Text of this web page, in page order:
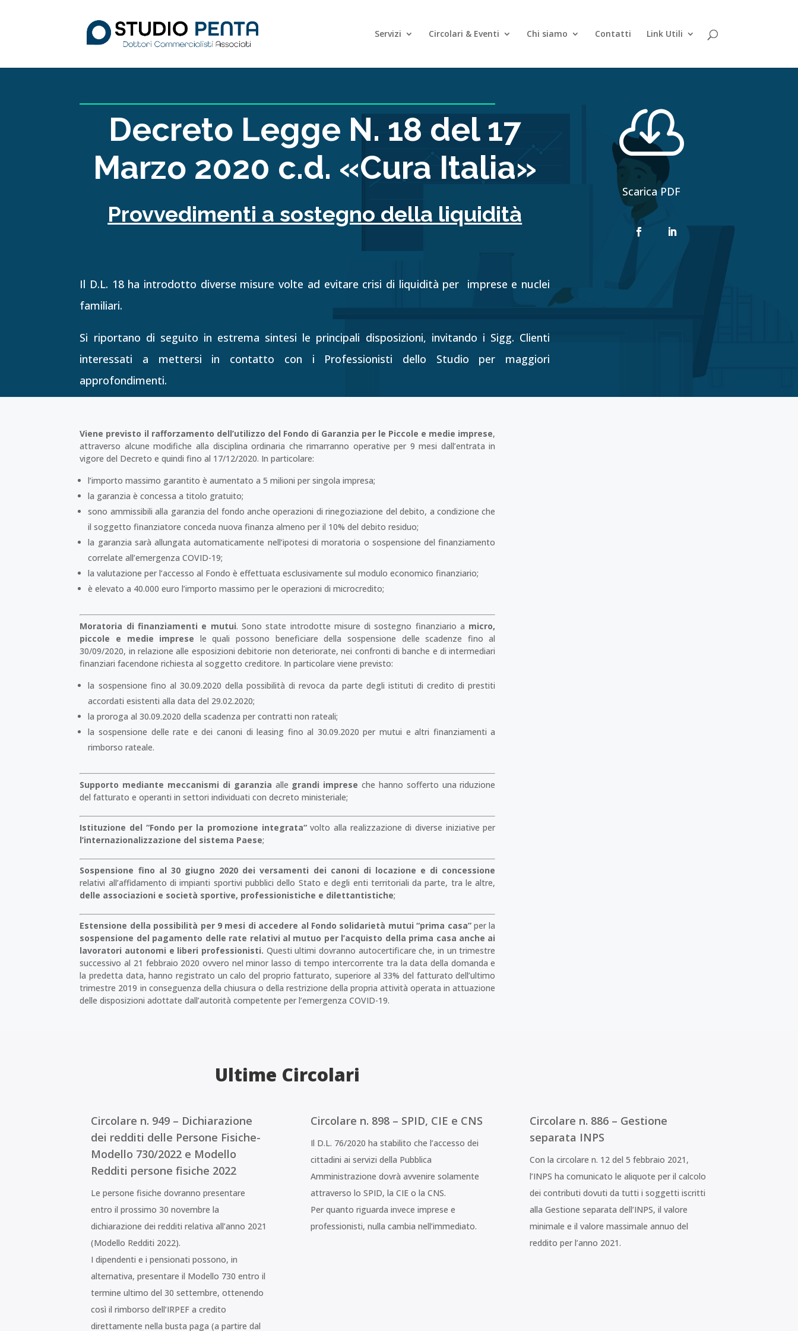
Servizi Circolari & Eventi Chi siamo Contatti Link Utili
Decreto Legge N. 18 del 17
Marzo 2020 c.d. «Cura Italia»
Provvedimenti a sostegno della liquidità
Il D.L. 18 ha introdotto diverse misure volte ad evitare crisi di liquidità per imprese e nuclei
familiari.
Si riportano di seguito in estrema sintesi le principali disposizioni, invitando i Sigg. Clienti
interessati a mettersi in contatto con i Professionisti dello Studio per maggiori
approfondimenti.

Scarica PDF
Viene previsto il rafforzamento dell’utilizzo del Fondo di Garanzia per le Piccole e medie imprese,
attraverso alcune modifiche alla disciplina ordinaria che rimarranno operative per 9 mesi dall’entrata in
vigore del Decreto e quindi fino al 17/12/2020. In particolare:
l’importo massimo garantito è aumentato a 5 milioni per singola impresa;
la garanzia è concessa a titolo gratuito;
sono ammissibili alla garanzia del fondo anche operazioni di rinegoziazione del debito, a condizione che
il soggetto finanziatore conceda nuova finanza almeno per il 10% del debito residuo;
la garanzia sarà allungata automaticamente nell’ipotesi di moratoria o sospensione del finanziamento
correlate all’emergenza COVID-19;
la valutazione per l’accesso al Fondo è effettuata esclusivamente sul modulo economico finanziario;
è elevato a 40.000 euro l’importo massimo per le operazioni di microcredito;
Moratoria di finanziamenti e mutui. Sono state introdotte misure di sostegno finanziario a micro,
piccole e medie imprese le quali possono beneficiare della sospensione delle scadenze fino al
30/09/2020, in relazione alle esposizioni debitorie non deteriorate, nei confronti di banche e di intermediari
finanziari facendone richiesta al soggetto creditore. In particolare viene previsto:
la sospensione fino al 30.09.2020 della possibilità di revoca da parte degli istituti di credito di prestiti
accordati esistenti alla data del 29.02.2020;
la proroga al 30.09.2020 della scadenza per contratti non rateali;
la sospensione delle rate e dei canoni di leasing fino al 30.09.2020 per mutui e altri finanziamenti a
rimborso rateale.
Supporto mediante meccanismi di garanzia alle grandi imprese che hanno sofferto una riduzione
del fatturato e operanti in settori individuati con decreto ministeriale;
Istituzione del “Fondo per la promozione integrata“volto alla realizzazione di diverse iniziative per
l’internazionalizzazione del sistema Paese;
Sospensione fino al 30 giugno 2020 dei versamenti dei canoni di locazione e di concessione
relativi all’affidamento di impianti sportivi pubblici dello Stato e degli enti territoriali da parte, tra le altre,
delle associazioni e società sportive, professionistiche e dilettantistiche;
Estensione della possibilità per 9 mesi di accedere al Fondo solidarietà mutui “prima casa”per la
sospensione del pagamento delle rate relativi al mutuo per l’acquisto della prima casa anche ai
lavoratori autonomi e liberi professionisti. Questi ultimi dovranno autocertificare che, in un trimestre
successivo al 21 febbraio 2020 ovvero nel minor lasso di tempo intercorrente tra la data della domanda e
la predetta data, hanno registrato un calo del proprio fatturato, superiore al 33% del fatturato dell’ultimo
trimestre 2019 in conseguenza della chiusura o della restrizione della propria attività operata in attuazione
delle disposizioni adottate dall’autorità competente per l’emergenza COVID-19.
Ultime Circolari
Circolare n. 949 – Dichiarazione
dei redditi delle Persone Fisiche-
Modello 730/2022 e Modello
Redditi persone fisiche 2022
Le persone fisiche dovranno presentare
entro il prossimo 30 novembre la
dichiarazione dei redditi relativa all’anno 2021
(Modello Redditi 2022).
I dipendenti e i pensionati possono, in
alternativa, presentare il Modello 730 entro il
termine ultimo del 30 settembre, ottenendo
così il rimborso dell’IRPEF a credito
direttamente nella busta paga (a partire dal
Circolare n. 898 – SPID, CIE e CNS
Il D.L. 76/2020 ha stabilito che l’accesso dei
cittadini ai servizi della Pubblica
Amministrazione dovrà avvenire solamente
attraverso lo SPID, la CIE o la CNS.
Per quanto riguarda invece imprese e
professionisti, nulla cambia nell’immediato.
Circolare n. 886 – Gestione
separata INPS
Con la circolare n. 12 del 5 febbraio 2021,
l’INPS ha comunicato le aliquote per il calcolo
dei contributi dovuti da tutti i soggetti iscritti
alla Gestione separata dell’INPS, il valore
minimale e il valore massimale annuo del
reddito per l’anno 2021.